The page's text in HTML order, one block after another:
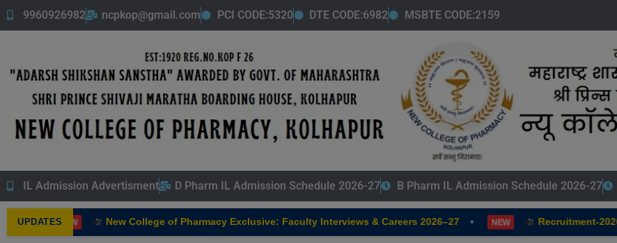
9960926982 ncpkop@gmail.com PCI CODE:5320 DTE CODE:6982 MSBTE CODE:2159
IL Admission Advertisment D Pharm IL Admission Schedule 2026-27 B Pharm IL Admission Schedule 2026-27
UPDATES
NEW New College of Pharmacy Exclusive: Faculty Interviews & Careers 2026–27 • Recruitment-2026-